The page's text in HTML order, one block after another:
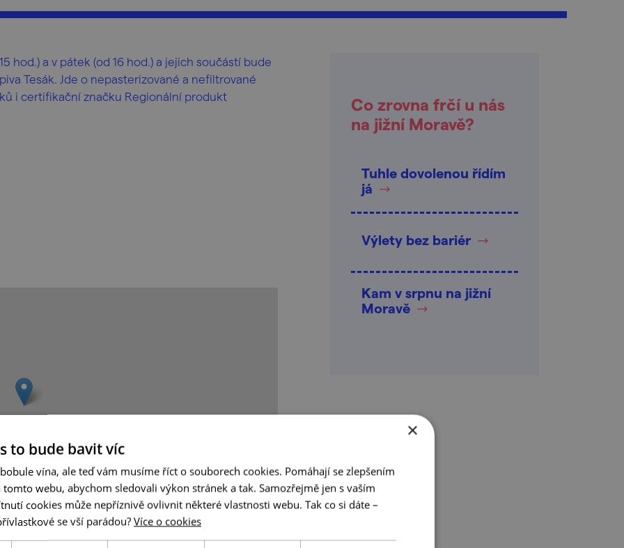
hod.) a v pátek (od 16 hod.) a jejich součástí bude
Tesák. Jde o nepasterizované a nefiltrované
i certifikační značku Regionální produkt
Leaflet| © Seznam.cz a.s. a další
Co zrovna frčí u nás
na jižní Moravě?
Tuhle dovolenou řídím
já
Výlety bez bariér
Kam v srpnu na jižní
Moravě
×
to bude bavit víc
vína, ale teď vám musíme říct o souborech cookies. Pomáhají se zlepšením
tomto webu, abychom sledovali výkon stránek a tak. Samozřejmě jen s vaším
cookies může nepříznivě ovlivnit některé vlastnosti webu. Tak co si dáte –
se vší parádou? Více o cookies